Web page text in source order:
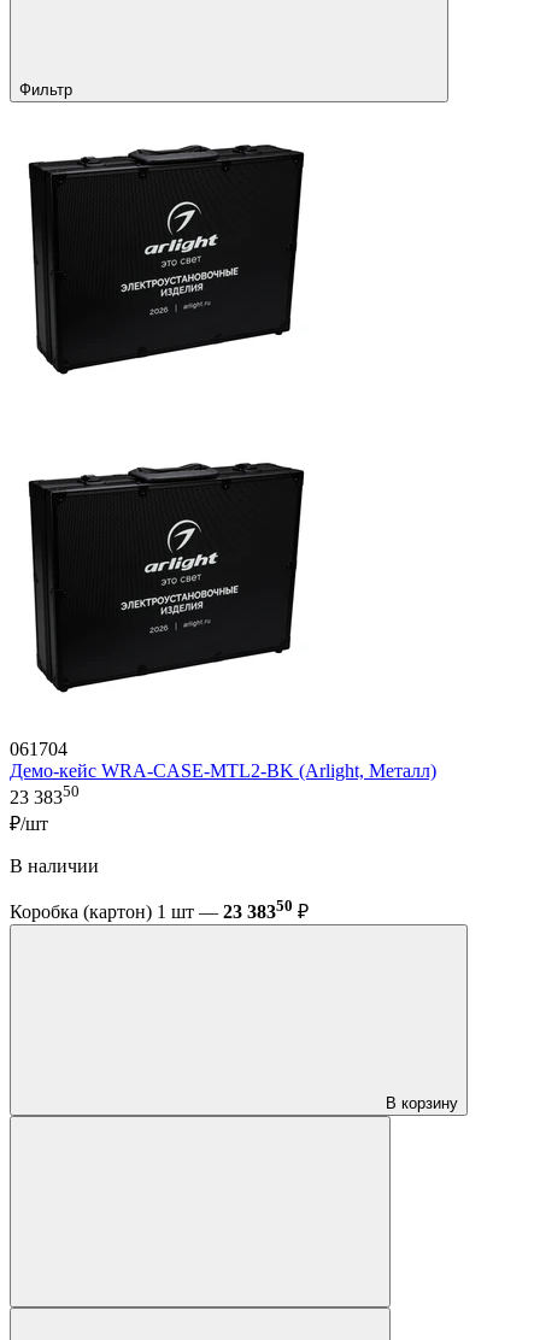
Фильтр
061704
Демо-кейс WRA-CASE-MTL2-BK (Arlight, Металл)
23 38350
₽/шт
В наличии
Коробка (картон) 1 шт — 23 38350 ₽
В корзину